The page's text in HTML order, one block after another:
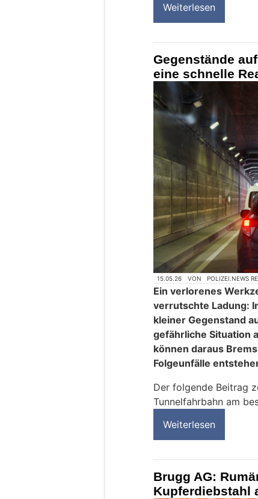
Weiterlesen
Gegenstände
eine schnelle
15.05.26 VON POLIZEI.NEWS
Ein verlorenes
verrutschte Ladung:
kleiner Gegenstand
gefährliche Situation
können daraus
Folgeunfälle
Der folgende Beitrag
Tunnelfahrbahn am
Weiterlesen
Brugg AG:
Kupferdiebstahl